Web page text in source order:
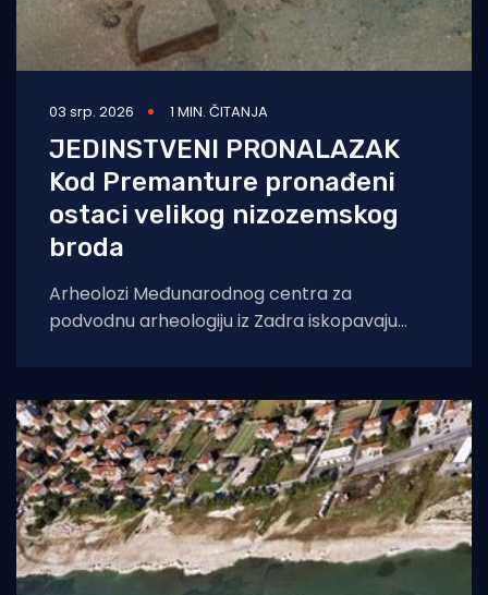
03 srp. 2026 1 MIN. ČITANJA
JEDINSTVENI PRONALAZAK
Kod Premanture pronađeni
ostaci velikog nizozemskog
broda
Arheolozi Međunarodnog centra za
podvodnu arheologiju iz Zadra iskopavaju